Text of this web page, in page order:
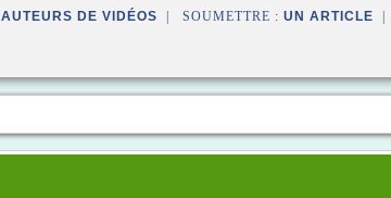
AUTEURS DE VIDÉOS | SOUMETTRE : UN ARTICLE